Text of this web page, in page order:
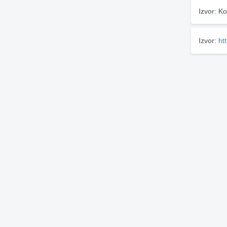
Izvor:
Izvor: